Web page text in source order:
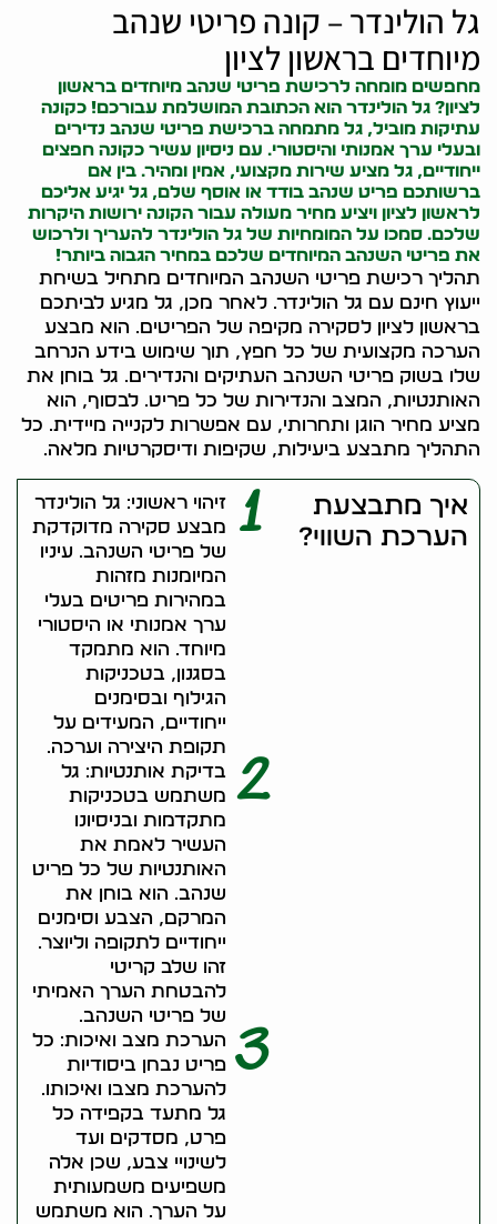
גל הולינדר – קונה פריטי שנהב
מיוחדים בראשון לציון
מחפשים מומחה לרכישת פריטי שנהב מיוחדים בראשון
לציון? גל הולינדר הוא הכתובת המושלמת עבורכם! כקונה
עתיקות מוביל, גל מתמחה ברכישת פריטי שנהב נדירים
ובעלי ערך אמנותי והיסטורי. עם ניסיון עשיר כקונה חפצים
ייחודיים, גל מציע שירות מקצועי, אמין ומהיר. בין אם
ברשותכם פריט שנהב בודד או אוסף שלם, גל יגיע אליכם
לראשון לציון ויציע מחיר מעולה עבור הקונה ירושות היקרות
שלכם. סמכו על המומחיות של גל הולינדר להעריך ולרכוש
את פריטי השנהב המיוחדים שלכם במחיר הגבוה ביותר!
תהליך רכישת פריטי השנהב המיוחדים מתחיל בשיחת
ייעוץ חינם עם גל הולינדר. לאחר מכן, גל מגיע לביתכם
בראשון לציון לסקירה מקיפה של הפריטים. הוא מבצע
הערכה מקצועית של כל חפץ, תוך שימוש בידע הנרחב
שלו בשוק פריטי השנהב העתיקים והנדירים. גל בוחן את
האותנטיות, המצב והנדירות של כל פריט. לבסוף, הוא
מציע מחיר הוגן ותחרותי, עם אפשרות לקנייה מיידית. כל
התהליך מתבצע ביעילות, שקיפות ודיסקרטיות מלאה.
איך מתבצעת
הערכת השווי?
1
זיהוי ראשוני: גל הולינדר
מבצע סקירה מדוקדקת
של פריטי השנהב. עיניו
המיומנות מזהות
במהירות פריטים בעלי
ערך אמנותי או היסטורי
מיוחד. הוא מתמקד
בסגנון, בטכניקות
הגילוף ובסימנים
ייחודיים, המעידים על
תקופת היצירה וערכה.
2 בדיקת אותנטיות: גל
משתמש בטכניקות
מתקדמות ובניסיונו
העשיר לאמת את
האותנטיות של כל פריט
שנהב. הוא בוחן את
המרקם, הצבע וסימנים
ייחודיים לתקופה וליוצר.
זהו שלב קריטי
להבטחת הערך האמיתי
של פריטי השנהב.
3
הערכת מצב ואיכות: כל
פריט נבחן ביסודיות
להערכת מצבו ואיכותו.
גל מתעד בקפידה כל
פרט, מסדקים ועד
לשינויי צבע, שכן אלה
משפיעים משמעותית
על הערך. הוא משתמש